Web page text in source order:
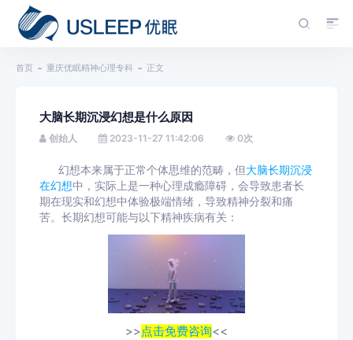
首页 重庆优眠精神心理专科 正文
大脑长期沉浸幻想是什么原因
创始人 2023-11-27 11:42:06 0次
幻想本来属于正常个体思维的范畴，但大脑长期沉浸
在幻想中，实际上是一种心理成瘾障碍，会导致患者长
期在现实和幻想中体验极端情绪，导致精神分裂和痛
苦。长期幻想可能与以下精神疾病有关：
>>点击免费咨询<<